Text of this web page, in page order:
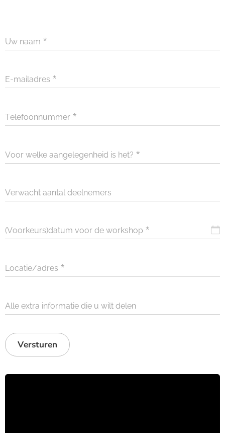
Uw naam
E-mailadres
Telefoonnummer
Voor welke aangelegenheid is het?
Verwacht aantal deelnemers
(Voorkeurs)datum voor de workshop
Locatie/adres
Alle extra informatie die u wilt delen
Versturen